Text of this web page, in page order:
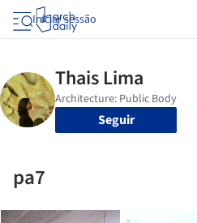
Iniciar sessão
Seguir
pa7